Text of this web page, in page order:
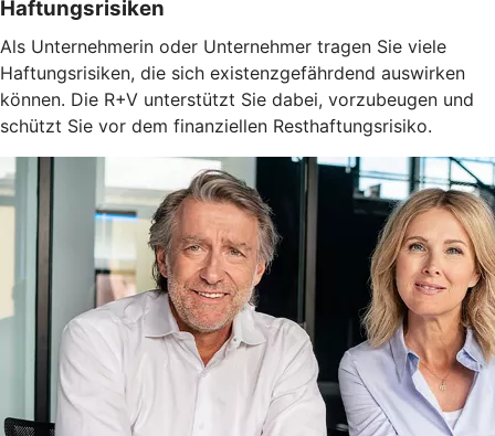
Haftungsrisiken
Als Unternehmerin oder Unternehmer tragen Sie viele
Haftungsrisiken, die sich existenzgefährdend auswirken
können. Die R+V unterstützt Sie dabei, vorzubeugen und
schützt Sie vor dem finanziellen Resthaftungsrisiko.